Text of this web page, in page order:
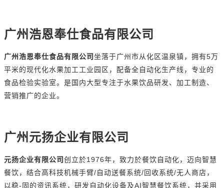
广州浩恩奉仕食品有限公司
广州浩恩奉仕食品有限公司 坐落于广州市从化区温泉镇，拥有5 万
平米的现代化水果加工工业园区，配备全自动化生产线，专业的
食品检验实验室。是国内大型专注于水果饮品研发、加工制造、
营销推广的企业。
广州元扬企业有限公司
元扬企业有限公司 创立於1976年，致力於餐饮自动化，迈向智慧
餐饮，结合高科技机械手臂/ 自动送餐系统/ 回收系统/无人商店，
以稳- 固的资讯系统，研发自动化设备及AI智慧餐饮系统，并采用